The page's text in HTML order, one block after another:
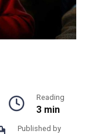
Reading
3 min
Published by